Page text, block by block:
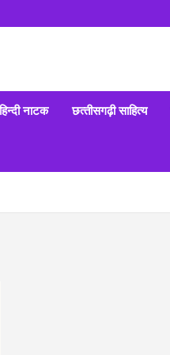
हिन्‍दी नाटक छत्‍तीसगढ़ी साहित्‍य